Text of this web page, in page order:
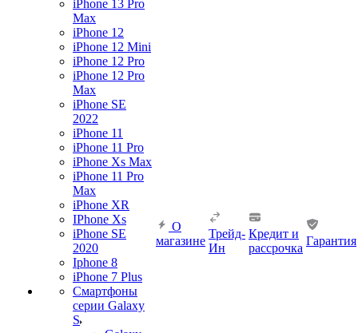
iPhone 13 Pro
Max
iPhone 12
iPhone 12 Mini
iPhone 12 Pro
iPhone 12 Pro
Max
iPhone SE
2022
iPhone 11
iPhone 11 Pro
iPhone Xs Max
iPhone 11 Pro
Max
iPhone XR
IPhone Xs
iPhone SE
2020
Iphone 8
iPhone 7 Plus
Смартфоны
серии Galaxy
S
О
магазине
Трейд-
Ин
Кредит и
рассрочка
Гарантия